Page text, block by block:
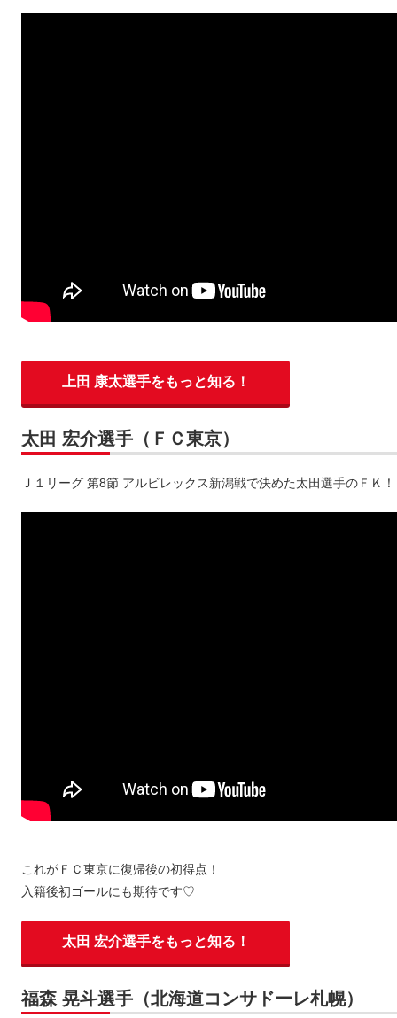
上田 康太選手をもっと知る！
太田 宏介選手（ＦＣ東京）
Ｊ１リーグ 第8節 アルビレックス新潟戦で決めた太田選手のＦＫ！
これがＦＣ東京に復帰後の初得点！
入籍後初ゴールにも期待です♡
太田 宏介選手をもっと知る！
福森 晃斗選手（北海道コンサドーレ札幌）